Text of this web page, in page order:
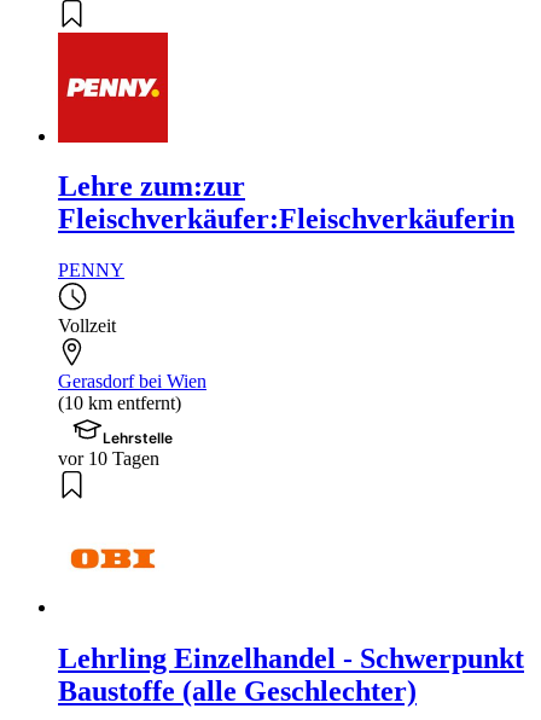
Lehre zum:zur
Fleischverkäufer:Fleischverkäuferin
PENNY
Vollzeit
Gerasdorf bei Wien
(10 km entfernt)
Lehrstelle
vor 10 Tagen
Lehrling Einzelhandel - Schwerpunkt
Baustoffe (alle Geschlechter)